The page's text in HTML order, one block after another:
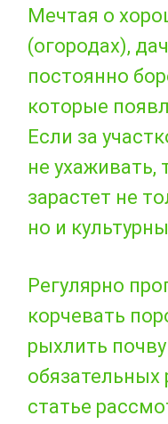
Мечтая о
(огородах),
постоянно
которые
Если за
не ухаживать,
зарастет не
но и
Регулярно
корчевать
рыхлить
обязательных
статье